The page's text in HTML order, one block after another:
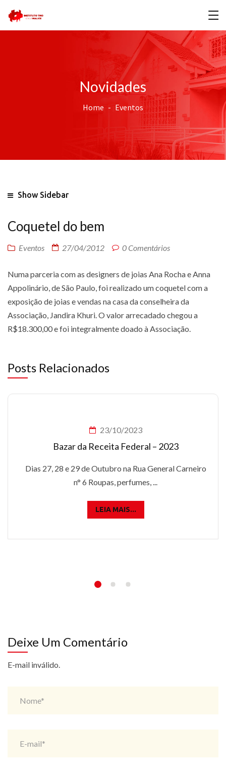
Novidades
Home Eventos
Show Sidebar
Coquetel do bem
Eventos 27/04/2012 0 Comentários
Numa parceria com as designers de joias Ana Rocha e Anna
Appolinário, de São Paulo, foi realizado um coquetel com a
exposição de joias e vendas na casa da conselheira da
Associação, Jandira Khuri. O valor arrecadado chegou a
R$18.300,00 e foi integralmente doado à Associação.
Posts Relacionados
23/10/2023
Bazar da Receita Federal – 2023
Dias 27, 28 e 29 de Outubro na Rua General Carneiro
n° 6 Roupas, perfumes, ...
LEIA MAIS...
Deixe Um Comentário
E-mail inválido.